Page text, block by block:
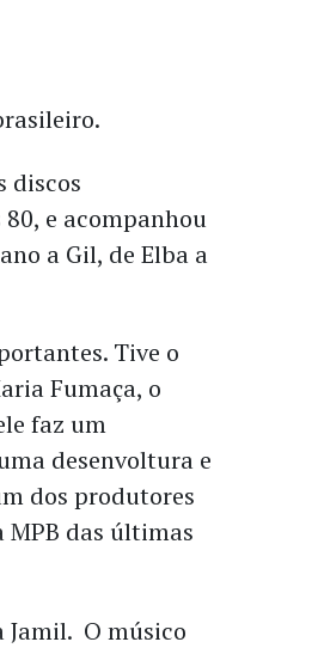
discos
e acompanhou
a Gil, de Elba a
Tive o
Fumaça, o
faz um
desenvoltura e
dos produtores
das últimas
Jamil. O músico